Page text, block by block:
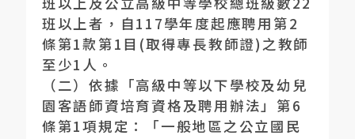
班以上者，自117學年度起應聘用第2
條第1款第1 目 (取得專長教師證)之教師
至少1 人。
（二）依據「高級中等以下學校及幼兒
園客語師資培育資格及聘用辦法」第6
條第1項規定：「一般地區之公立國民